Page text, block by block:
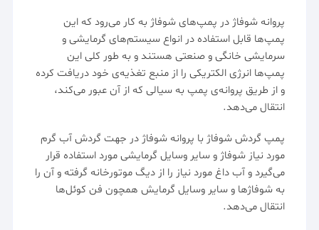
پروانه شوفاژ در پمپ‌های شوفاژ به کار می‌رود که این
پمپ‌ها قابل استفاده در انواع سیستم‌های گرمایشی و
سرمایشی خانگی و صنعتی هستند و به طور کلی این
پمپ‌ها انرژی الکتریکی را از منبع تغذیه‌ی خود دریافت کرده
و از طریق پروانه‌ی پمپ به سیالی که از آن عبور می‌کند،
انتقال می‌دهد.
پمپ گردش شوفاژ با پروانه شوفاژ در جهت گردش آب گرم
مورد نیاز شوفاژ و سایر وسایل گرمایشی مورد استفاده قرار
می‌گیرد و آب داغ مورد نیاز را از دیگ موتورخانه گرفته و آن را
به شوفاژها و سایر وسایل گرمایش همچون فن کوئل‌ها
انتقال می‌دهد.